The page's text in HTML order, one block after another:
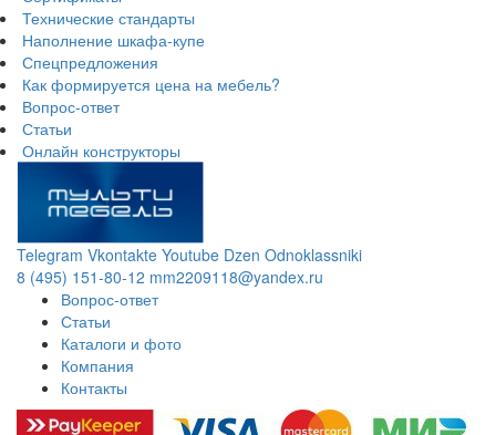
Технические стандарты
Наполнение шкафа-купе
Спецпредложения
Как формируется цена на мебель?
Вопрос-ответ
Статьи
Онлайн конструкторы
Telegram Vkontakte Youtube Dzen Odnoklassniki
8 (495) 151-80-12 mm2209118@yandex.ru
Вопрос-ответ
Статьи
Каталоги и фото
Компания
Контакты